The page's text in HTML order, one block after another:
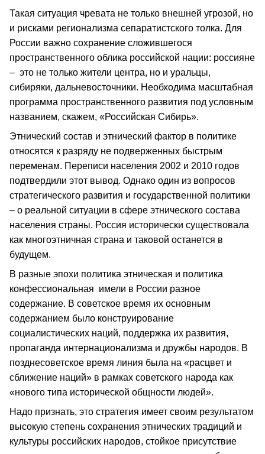
Такая ситуация чревата не только внешней угрозой, но
и рисками регионализма сепаратистского толка. Для
России важно сохранение сложившегося
пространственного облика российской нации: россияне
– это не только жители центра, но и уральцы,
сибиряки, дальневосточники. Необходима масштабная
программа пространственного развития под условным
названием, скажем, «Российская Сибирь».
Этнический состав и этнический фактор в политике
относятся к разряду не подверженных быстрым
переменам. Переписи населения 2002 и 2010 годов
подтвердили этот вывод. Однако один из вопросов
стратегического развития и государственной политики
– о реальной ситуации в сфере этнического состава
населения страны. Россия исторически существовала
как многоэтничная страна и таковой останется в
будущем.
В разные эпохи политика этническая и политика
конфессиональная имели в России разное
содержание. В советское время их основным
содержанием было конструирование
социалистических наций, поддержка их развития,
пропаганда интернационализма и дружбы народов. В
позднесоветское время линия была на «расцвет и
сближение наций» в рамках советского народа как
«нового типа исторической общности людей».
Надо признать, это стратегия имеет своим результатом
высокую степень сохранения этнических традиций и
культуры российских народов, стойкое присутствие